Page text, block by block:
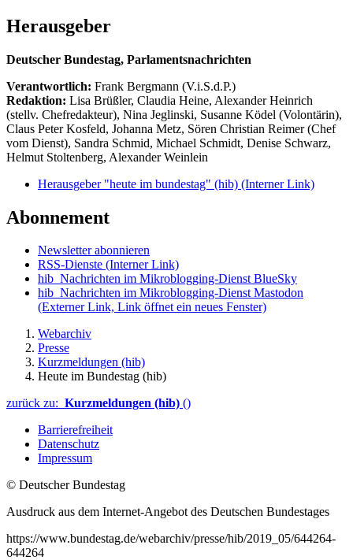
Herausgeber
Deutscher Bundestag, Parlamentsnachrichten
Verantwortlich: Frank Bergmann (V.i.S.d.P.)
Redaktion: Lisa Brüßler, Claudia Heine, Alexander Heinrich
(stellv. Chefredakteur), Nina Jeglinski, Susanne Ködel (Volontärin),
Claus Peter Kosfeld, Johanna Metz, Sören Christian Reimer (Chef
vom Dienst), Sandra Schmid, Michael Schmidt, Denise Schwarz,
Helmut Stoltenberg, Alexander Weinlein
Herausgeber "heute im bundestag" (hib) (Interner Link)
Abonnement
Newsletter abonnieren
RSS-Dienste (Interner Link)
hib_Nachrichten im Mikroblogging-Dienst BlueSky
hib_Nachrichten im Mikroblogging-Dienst Mastodon
(Externer Link, Link öffnet ein neues Fenster)
Webarchiv
Presse
Kurzmeldungen (hib)
Heute im Bundestag (hib)
zurück zu: Kurzmeldungen (hib) ()
Barrierefreiheit
Datenschutz
Impressum
© Deutscher Bundestag
Ausdruck aus dem Internet-Angebot des Deutschen Bundestages
https://www.bundestag.de/webarchiv/presse/hib/2019_05/644264-
644264